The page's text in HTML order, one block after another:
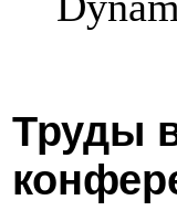
Труды